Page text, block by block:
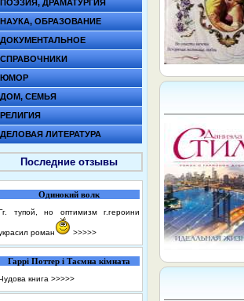
ПОЭЗИЯ, ДРАМАТУРГИЯ
НАУКА, ОБРАЗОВАНИЕ
ДОКУМЕНТАЛЬНОЕ
СПРАВОЧНИКИ
ЮМОР
ДОМ, СЕМЬЯ
РЕЛИГИЯ
ДЕЛОВАЯ ЛИТЕРАТУРА
Последние отзывы
Одинокий волк
тупой, но оптимизм г.героини
роман >>>>>
Гаррі Поттер і Таємна кімната
книга >>>>>